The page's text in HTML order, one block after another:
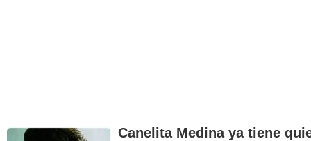
Canelita Medina ya tiene